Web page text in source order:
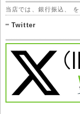
当店では、銀行振込、
Twitter